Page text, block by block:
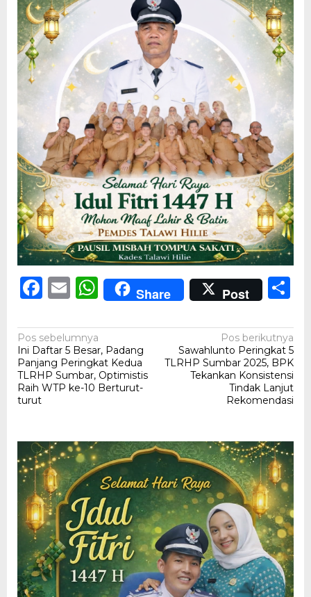
Facebook
EmailWhatsApp
Share Post
Navigasi
pos
Pos sebelumnya
Ini Daftar 5 Besar, Padang
Panjang Peringkat Kedua
TLRHP Sumbar, Optimistis
Raih WTP ke-10 Berturut-
turut
Pos berikutnya
Sawahlunto Peringkat 5
TLRHP Sumbar 2025, BPK
Tekankan Konsistensi
Tindak Lanjut
Rekomendasi